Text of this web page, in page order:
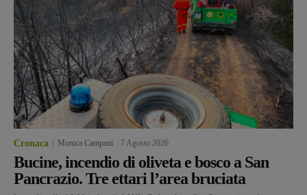
Cronaca Monica Campani 7 Agosto 2026
Bucine, incendio di oliveta e bosco a San
Pancrazio. Tre ettari l’area bruciata